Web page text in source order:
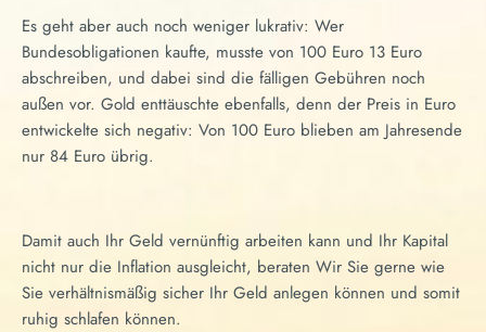
Es geht aber auch noch weniger lukrativ: Wer
Bundesobligationen kaufte, musste von 100 Euro 13 Euro
abschreiben, und dabei sind die fälligen Gebühren noch
außen vor. Gold enttäuschte ebenfalls, denn der Preis in Euro
entwickelte sich negativ: Von 100 Euro blieben am Jahresende
nur 84 Euro übrig.
Damit auch Ihr Geld vernünftig arbeiten kann und Ihr Kapital
nicht nur die Inflation ausgleicht, beraten Wir Sie gerne wie
Sie verhältnismäßig sicher Ihr Geld anlegen können und somit
ruhig schlafen können.